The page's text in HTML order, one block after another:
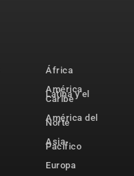
África
América
Latina y el
Caribe
América del
Norte
Asia-
Pacífico
Europa